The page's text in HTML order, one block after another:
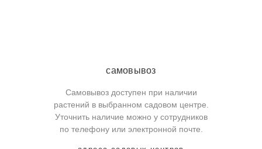
самовывоз
Самовывоз доступен при наличии
растений в выбранном садовом центре.
Уточнить наличие можно у сотрудников
по телефону или электронной почте.